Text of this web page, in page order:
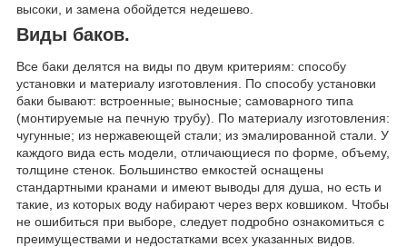
высоки, и замена обойдется недешево.
Виды баков.
Все баки делятся на виды по двум критериям: способу
установки и материалу изготовления. По способу установки
баки бывают: встроенные; выносные; самоварного типа
(монтируемые на печную трубу). По материалу изготовления:
чугунные; из нержавеющей стали; из эмалированной стали. У
каждого вида есть модели, отличающиеся по форме, объему,
толщине стенок. Большинство емкостей оснащены
стандартными кранами и имеют выводы для душа, но есть и
такие, из которых воду набирают через верх ковшиком. Чтобы
не ошибиться при выборе, следует подробно ознакомиться с
преимуществами и недостатками всех указанных видов.